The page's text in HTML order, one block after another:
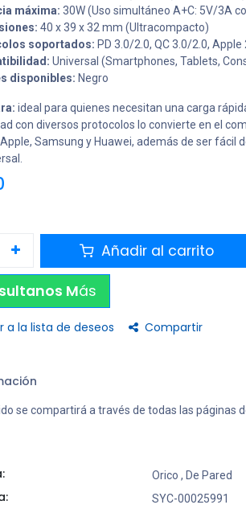
máxima: 30W (Uso simultáneo A+C: 5V/3A
40 x 39 x 32 mm (Ultracompacto)
soportados: PD 3.0/2.0, QC 3.0/2.0, Apple
Universal (Smartphones, Tablets,
disponibles: Negro
ideal para quienes necesitan una carga
con diversos protocolos lo convierte en el
Samsung y Huawei, además de ser fácil
Añadir al carrito
Más
a la lista de deseos Compartir
se compartirá a través de todas las páginas
Orico , De Pared
SYC-00025991